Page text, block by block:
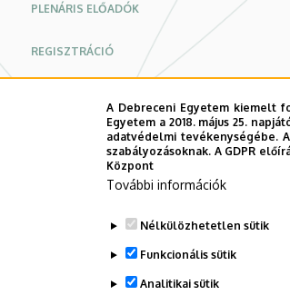
Konferencia
weboldal
PLENÁRIS ELŐADÓK
REGISZTRÁCIÓ
GYAKORLATI INFORMÁCIÓK
KAPCSOLATFELVÉTEL
A Debreceni Egyetem kiemelt
Egyetem a 2018. május 25.
adatvédelmi tevékenységébe.
szabályozásoknak. A GDPR
Központ
További információk
Nélkülözhetetlen sütik
Funkcionális sütik
Analitikai sütik